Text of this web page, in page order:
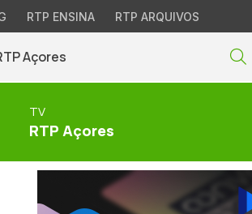
RTP ENSINA RTP ARQUIVOS
Açores
TV
RTP Açores